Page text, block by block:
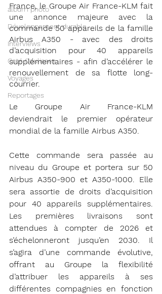
album photo
Développement durable
Interviews
Coté Coulisses
Voyages
Reportages
France, le Groupe Air France-KLM fait
une annonce majeure avec la
commande 50 appareils de la famille
Airbus A350 - avec des droits
d’acquisition pour 40 appareils
supplémentaires - afin d’accélérer le
renouvellement de sa flotte long-
courrier.
Le Groupe Air France-KLM
deviendrait le premier opérateur
mondial de la famille Airbus A350.
Cette commande sera passée au
niveau du Groupe et portera sur 50
Airbus A350-900 et A350-1000. Elle
sera assortie de droits d’acquisition
pour 40 appareils supplémentaires.
Les premières livraisons sont
attendues à compter de 2026 et
s’échelonneront jusqu’en 2030. Il
s’agira d’une commande évolutive,
offrant au Groupe la flexibilité
d’attribuer les appareils à ses
différentes compagnies en fonction